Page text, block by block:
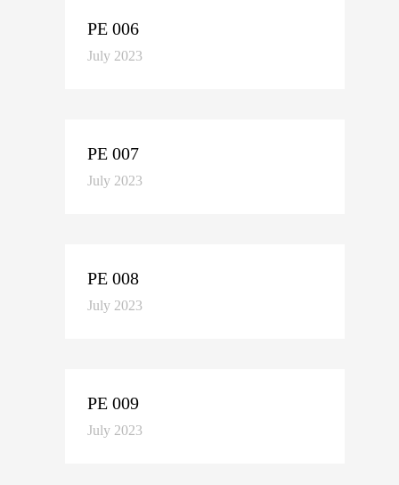
PE 006
July 2023
PE 007
July 2023
PE 008
July 2023
PE 009
July 2023